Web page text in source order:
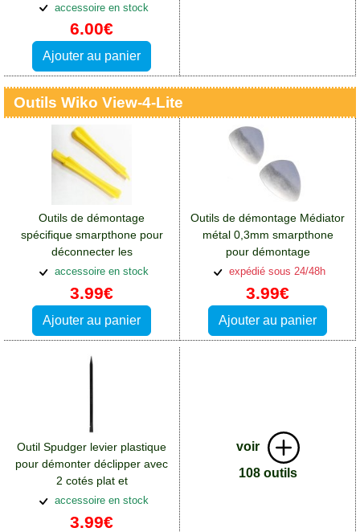
View 4 Lite
accessoire en stock
6.00€
Ajouter au panier
Outils Wiko View-4-Lite
Outils de démontage
spécifique smarpthone pour
déconnecter les
nappes:Accessoires Wiko
View 4 Lite
accessoire en stock
3.99€
Ajouter au panier
Outils de démontage Médiator
métal 0,3mm smarpthone
pour démontage
écran:Accessoires Wiko View
4 Lite
expédié sous 24/48h
3.99€
Ajouter au panier
Outil Spudger levier plastique
pour démonter déclipper avec
2 cotés plat et
pointe:Accessoires Wiko View
4 Lite
accessoire en stock
3.99€
voir
108 outils